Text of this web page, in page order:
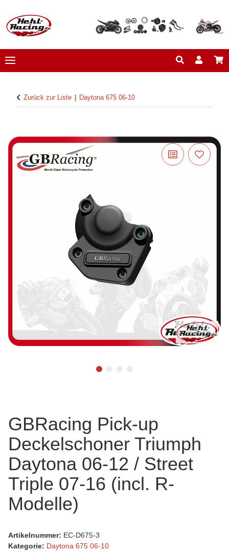
Zurück zur Liste Daytona 675 06-10
GBRacing Pick-up
Deckelschoner Triumph
Daytona 06-12 / Street
Triple 07-16 (incl. R-
Modelle)
Artikelnummer: EC-D675-3
Kategorie: Daytona 675 06-10